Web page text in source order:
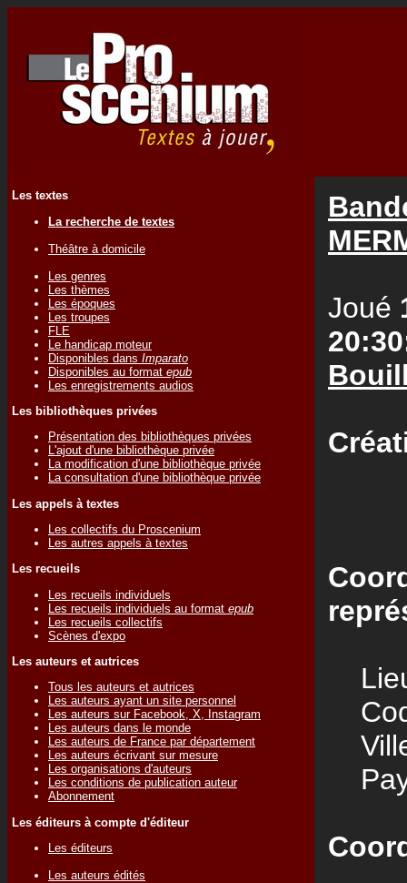
Les textes
La recherche de textes
Théâtre à domicile
Les genres
Les thèmes
Les époques
Les troupes
FLE
Le handicap moteur
Disponibles dans Imparato
Disponibles au format epub
Les enregistrements audios
Les bibliothèques privées
Présentation des bibliothèques privées
L'ajout d'une bibliothèque privée
La modification d'une bibliothèque privée
La consultation d'une bibliothèque privée
Les appels à textes
Les collectifs du Proscenium
Les autres appels à textes
Les recueils
Les recueils individuels
Les recueils individuels au format epub
Les recueils collectifs
Scènes d'expo
Les auteurs et autrices
Tous les auteurs et autrices
Les auteurs ayant un site personnel
Les auteurs sur Facebook, X, Instagram
Les auteurs dans le monde
Les auteurs de France par département
Les auteurs écrivant sur mesure
Les organisations d'auteurs
Les conditions de publication auteur
Abonnement
Les éditeurs à compte d'éditeur
Les éditeurs
Les auteurs édités
Joué